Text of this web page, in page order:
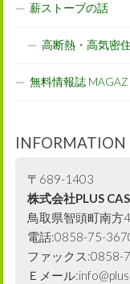
薪ストーブの話
高断熱・高気密
無料情報誌
INFORMATION
〒689-1403
株式会社PLUS
鳥取県智頭町南方
電話:0858-75-
ファックス:0858-
Ｅメール